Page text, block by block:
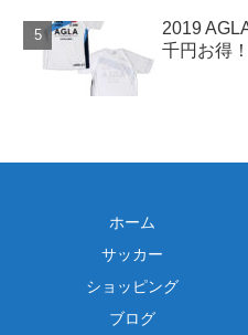
2019
千円お得！
ホーム
サッカー
ショッピング
ブログ